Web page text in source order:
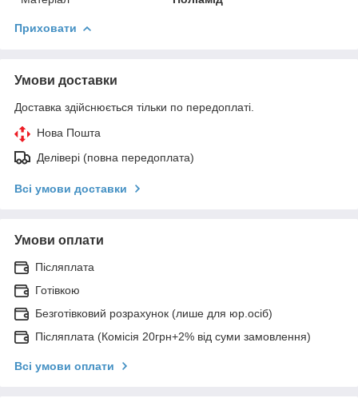
Приховати
Умови доставки
Доставка здійснюється тільки по передоплаті.
Нова Пошта
Делівері (повна передоплата)
Всі умови доставки
Умови оплати
Післяплата
Готівкою
Безготівковий розрахунок (лише для юр.осіб)
Післяплата (Комісія 20грн+2% від суми замовлення)
Всі умови оплати